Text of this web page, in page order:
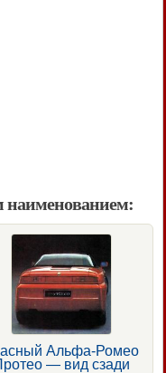
наименованием:
Альфа-Ромео
— вид сзади